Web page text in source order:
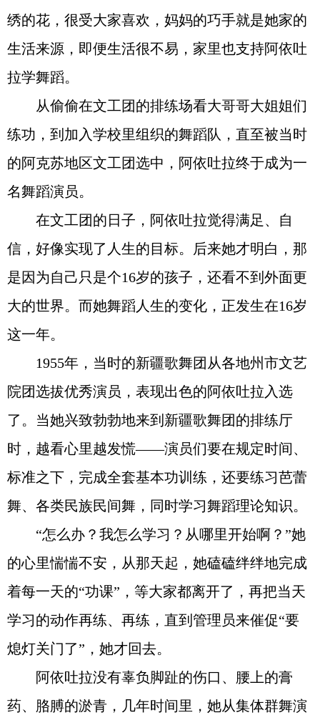
绣的花，很受大家喜欢，妈妈的巧手就是她家的
生活来源，即便生活很不易，家里也支持阿依吐
拉学舞蹈。
从偷偷在文工团的排练场看大哥哥大姐姐们
练功，到加入学校里组织的舞蹈队，直至被当时
的阿克苏地区文工团选中，阿依吐拉终于成为一
名舞蹈演员。
在文工团的日子，阿依吐拉觉得满足、自
信，好像实现了人生的目标。后来她才明白，那
是因为自己只是个16岁的孩子，还看不到外面更
大的世界。而她舞蹈人生的变化，正发生在16岁
这一年。
1955年，当时的新疆歌舞团从各地州市文艺
院团选拔优秀演员，表现出色的阿依吐拉入选
了。当她兴致勃勃地来到新疆歌舞团的排练厅
时，越看心里越发慌——演员们要在规定时间、
标准之下，完成全套基本功训练，还要练习芭蕾
舞、各类民族民间舞，同时学习舞蹈理论知识。
“怎么办？我怎么学习？从哪里开始啊？”她
的心里惴惴不安，从那天起，她磕磕绊绊地完成
着每一天的“功课”，等大家都离开了，再把当天
学习的动作再练、再练，直到管理员来催促“要
熄灯关门了”，她才回去。
阿依吐拉没有辜负脚趾的伤口、腰上的膏
药、胳膊的淤青，几年时间里，她从集体群舞演